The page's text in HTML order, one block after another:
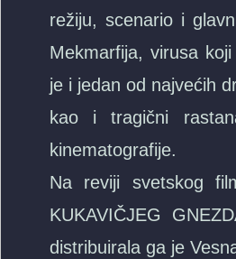
režiju, scenario i
Mekmarfija, virusa
je i jedan od najvećih
kao i tragični
kinematografije.
Na reviji svetskog
KUKAVIČJEG
distribuirala ga je